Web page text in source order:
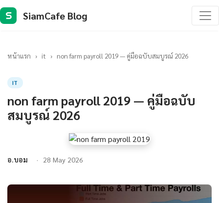
S SiamCafe Blog
หน้าแรก › it › non farm payroll 2019 — คู่มือฉบับสมบูรณ์ 2026
IT
non farm payroll 2019 — คู่มือฉบับ
สมบูรณ์ 2026
อ.บอม 28 May 2026